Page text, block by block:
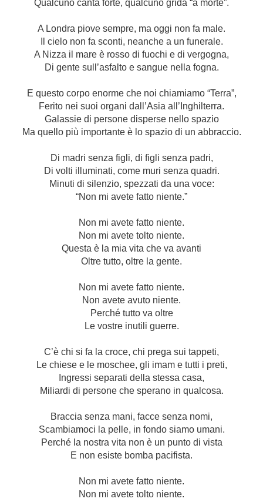
Qualcuno canta forte, qualcuno grida “a morte”.
A Londra piove sempre, ma oggi non fa male.
Il cielo non fa sconti, neanche a un funerale.
A Nizza il mare è rosso di fuochi e di vergogna,
Di gente sull’asfalto e sangue nella fogna.
E questo corpo enorme che noi chiamiamo “Terra”,
Ferito nei suoi organi dall’Asia all’Inghilterra.
Galassie di persone disperse nello spazio
Ma quello più importante è lo spazio di un abbraccio.
Di madri senza figli, di figli senza padri,
Di volti illuminati, come muri senza quadri.
Minuti di silenzio, spezzati da una voce:
“Non mi avete fatto niente.”
Non mi avete fatto niente.
Non mi avete tolto niente.
Questa è la mia vita che va avanti
Oltre tutto, oltre la gente.
Non mi avete fatto niente.
Non avete avuto niente.
Perché tutto va oltre
Le vostre inutili guerre.
C’è chi si fa la croce, chi prega sui tappeti,
Le chiese e le moschee, gli imam e tutti i preti,
Ingressi separati della stessa casa,
Miliardi di persone che sperano in qualcosa.
Braccia senza mani, facce senza nomi,
Scambiamoci la pelle, in fondo siamo umani.
Perché la nostra vita non è un punto di vista
E non esiste bomba pacifista.
Non mi avete fatto niente.
Non mi avete tolto niente.